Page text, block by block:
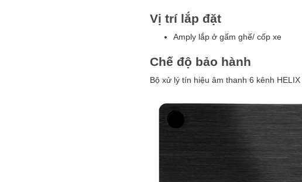
Vị trí lắp đặt
Amply lắp ở gấm ghế/ cốp xe
Chế độ bảo hành
Bộ xử lý tín hiệu âm thanh 6 kênh